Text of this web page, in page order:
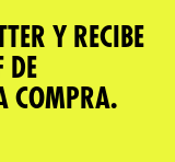
Y RECIBE
DE
COMPRA.